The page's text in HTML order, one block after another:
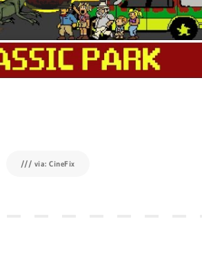
/// via: CineFix